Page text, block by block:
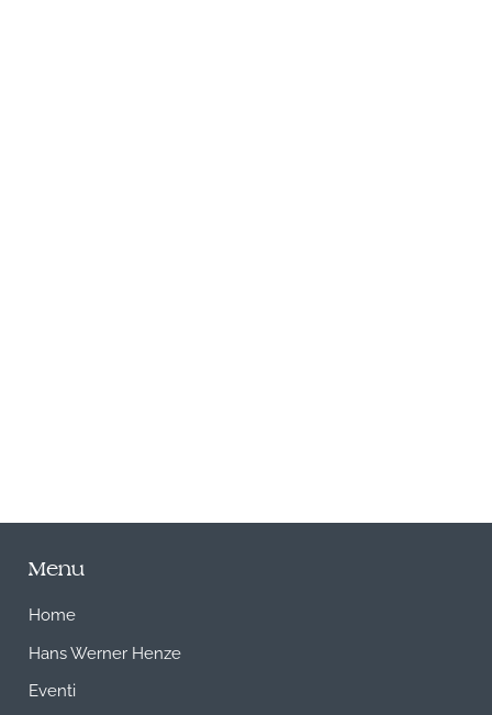
Menu
Home
Hans Werner Henze
Eventi